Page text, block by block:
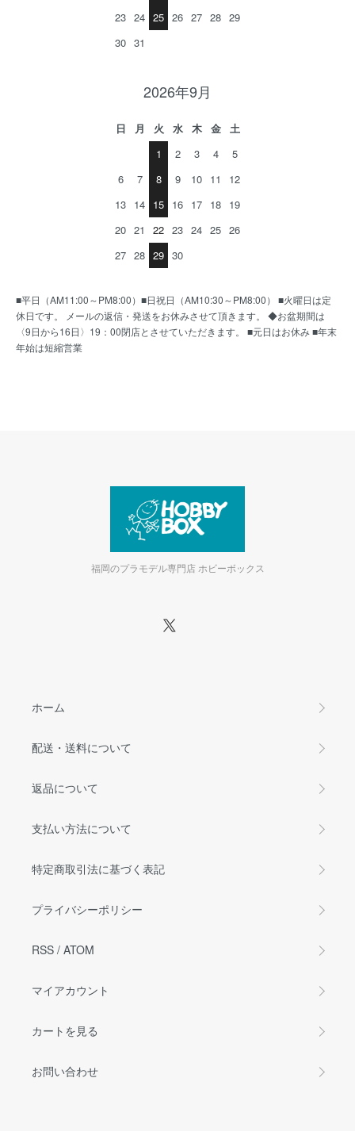
23 24 25 26 27 28 29
30 31
2026年9月
日 月 火 水 木 金
土
1
2 3 4
5
6
7 8 9 10 11
12
13 14 15 16 17 18 19
20 21 22 23 24 25 26
27 28 29 30
■平日（AM11:00～PM8:00）■日祝日（AM10:30～PM8:00） ■火曜日は定
休日です。 メールの返信・発送をお休みさせて頂きます。 ◆お盆期間は
〈9日から16日〉19：00閉店とさせていただきます。 ■元日はお休み ■年末
年始は短縮営業
福岡のプラモデル専門店 ホビーボックス
ホーム
配送・送料について
返品について
支払い方法について
特定商取引法に基づく表記
プライバシーポリシー
RSS / ATOM
マイアカウント
カートを見る
お問い合わせ